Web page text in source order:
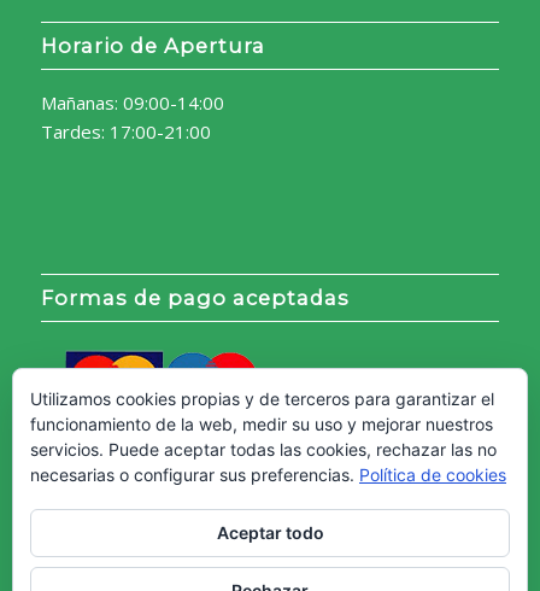
Horario de Apertura
Mañanas: 09:00-14:00
Tardes: 17:00-21:00
Formas de pago aceptadas
Utilizamos cookies propias y de terceros para garantizar el
funcionamiento de la web, medir su uso y mejorar nuestros
servicios. Puede aceptar todas las cookies, rechazar las no
necesarias o configurar sus preferencias. Política de cookies
Aceptar todo